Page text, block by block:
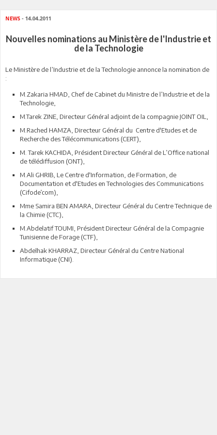
NEWS - 14.04.2011
Nouvelles nominations au Ministère de l'Industrie et
de la Technologie
Le Ministère de l’Industrie et de la Technologie annonce la nomination de
:
M.Zakaria HMAD, Chef de Cabinet du Ministre de l’Industrie et de la
Technologie,
M.Tarek ZINE, Directeur Général adjoint de la compagnie JOINT OIL,
M.Rached HAMZA, Directeur Général du Centre d'Etudes et de
Recherche des Télécommunications (CERT),
M. Tarek KACHIDA, Président Directeur Général de L’Office national
de télédiffusion (ONT),
M.Ali GHRIB, Le Centre d'Information, de Formation, de
Documentation et d'Etudes en Technologies des Communications
(Cifode’com),
Mme Samira BEN AMARA, Directeur Général du Centre Technique de
la Chimie (CTC),
M.Abdelatif TOUMI, Président Directeur Général de la Compagnie
Tunisienne de Forage (CTF),
Abdelhak KHARRAZ, Directeur Général du Centre National
Informatique (CNI).